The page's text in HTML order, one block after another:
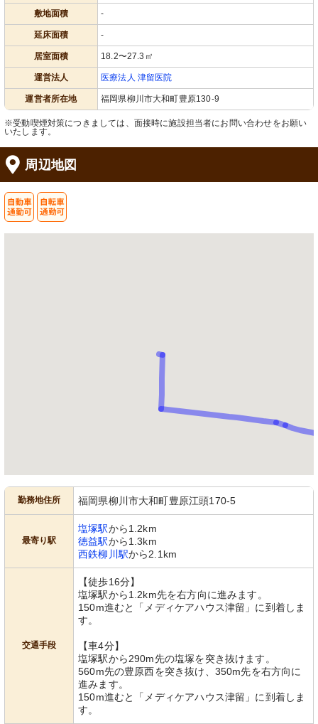
敷地面積 -
延床面積 -
居室面積 18.2〜27.3㎡
運営法人 医療法人 津留医院
運営者所在地 福岡県柳川市大和町豊原130-9
※受動喫煙対策につきましては、面接時に施設担当者にお問い合わせをお願い
いたします。
周辺地図
勤務地住所 福岡県柳川市大和町豊原江頭170-5
最寄り駅
塩塚駅から1.2km
徳益駅から1.3km
西鉄柳川駅から2.1km
交通手段
【徒歩16分】
塩塚駅から1.2km先を右方向に進みます。
150m進むと「メディケアハウス津留」に到着しま
す。
【車4分】
塩塚駅から290m先の塩塚を突き抜けます。
560m先の豊原西を突き抜け、350m先を右方向に
進みます。
150m進むと「メディケアハウス津留」に到着しま
す。